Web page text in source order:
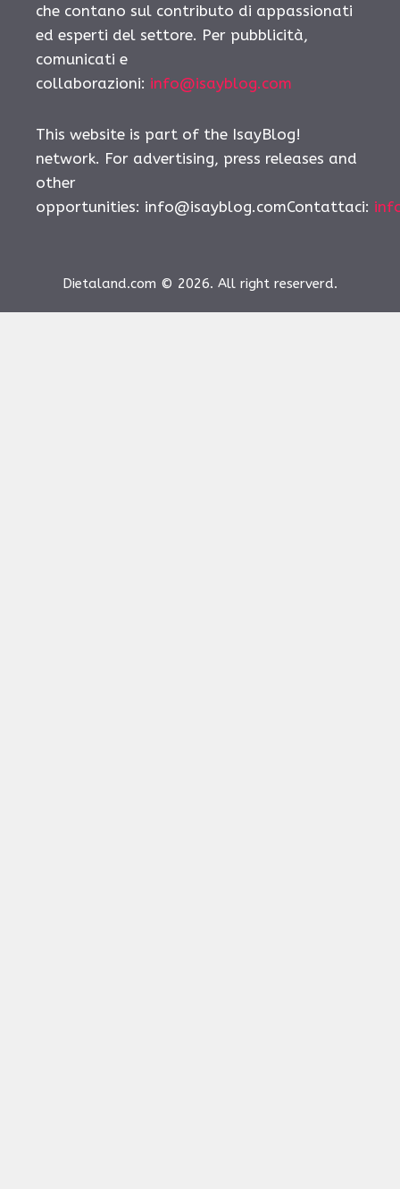
che contano sul contributo di appassionati
ed esperti del settore. Per pubblicità,
comunicati e
collaborazioni: info@isayblog.com
This website is part of the IsayBlog!
network. For advertising, press releases and
other
opportunities: info@isayblog.comContattaci:
Dietaland.com © 2026. All right reserverd.